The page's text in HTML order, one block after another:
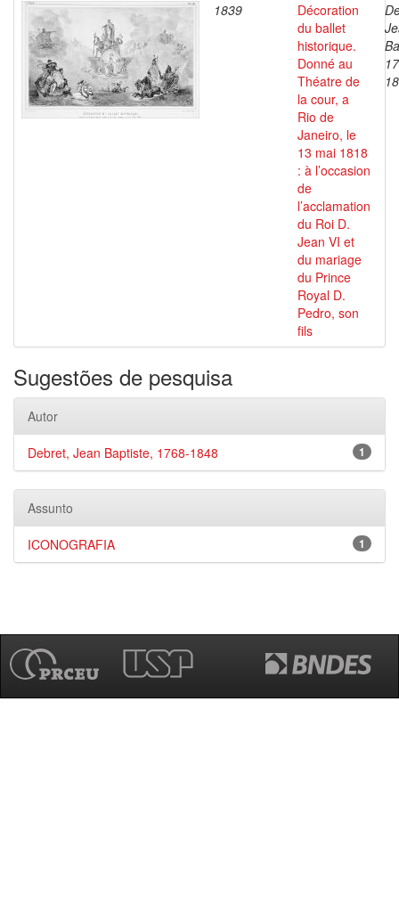
1839
Décoration
du ballet
historique.
Donné au
Théatre de
la cour, a
Rio de
Janeiro, le
13 mai 1818
: à l’occasion
de
l’acclamation
du Roi D.
Jean VI et
du mariage
du Prince
Royal D.
Pedro, son
fils
Sugestões de pesquisa
Autor
1
Debret, Jean Baptiste, 1768-1848
Assunto
1
ICONOGRAFIA